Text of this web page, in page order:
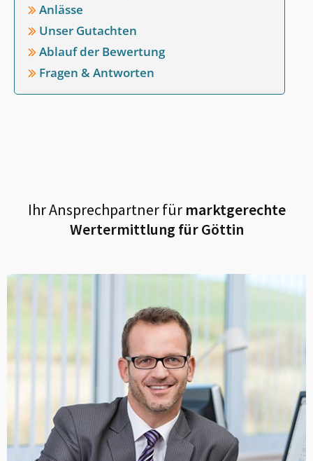
Anlässe
Unser Gutachten
Ablauf der Bewertung
Fragen & Antworten
Ihr Ansprechpartner fürmarktgerechte
Wertermittlung fürGöttin